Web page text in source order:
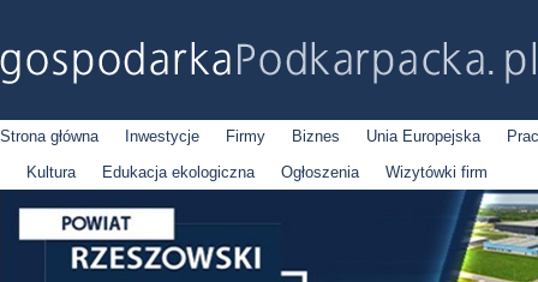
Strona główna Inwestycje Firmy Biznes Unia Europejska
Kultura
Edukacja ekologiczna Ogłoszenia Wizytówki firm